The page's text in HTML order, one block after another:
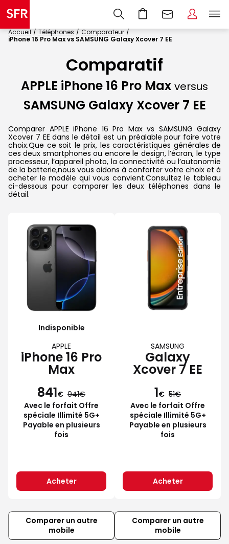
Accueil Téléphones
Comparateur
iPhone 16 Pro Max vs SAMSUNG Galaxy Xcover 7 EE
Comparatif
APPLE iPhone 16 Pro Max versus
SAMSUNG Galaxy Xcover 7 EE
Comparer APPLE iPhone 16 Pro Max vs SAMSUNG Galaxy
Xcover 7 EE dans le détail est un préalable pour faire votre
choix.Que ce soit le prix, les caractéristiques générales de
ces deux smartphones ou encore le design, l’écran, le type
processeur, l’appareil photo, la connectivité ou l’autonomie
de la batterie,nous vous aidons à conforter votre choix et à
acheter le modèle qui vous convient.Consultez le tableau
ci-dessous pour comparer les deux téléphones dans le
détail.
Indisponible
APPLE
iPhone 16 Pro
Max
841€ 941
Avec le forfait Offre
spéciale Illimité 5G+
Payable en plusieurs
fois
Acheter
SAMSUNG
Galaxy
Xcover 7 EE
1€ 51
Avec le forfait Offre
spéciale Illimité 5G+
Payable en plusieurs
fois
Acheter
Comparer un autre
mobile
Comparer un autre
mobile